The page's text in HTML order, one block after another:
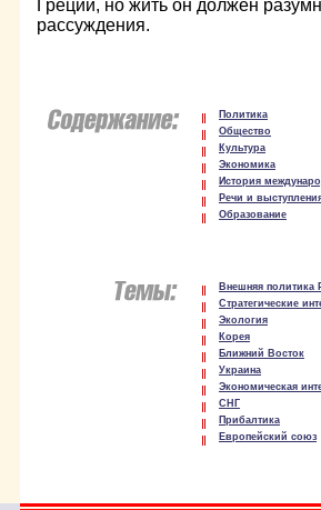
Греции, но жить он должен
рассуждения.
Политика
Общество
Культура
Экономика
История
Речи и
Образование
Внешняя политика
Стратегические
Экология
Корея
Ближний Восток
Украина
Экономическая
СНГ
Прибалтика
Европейский союз